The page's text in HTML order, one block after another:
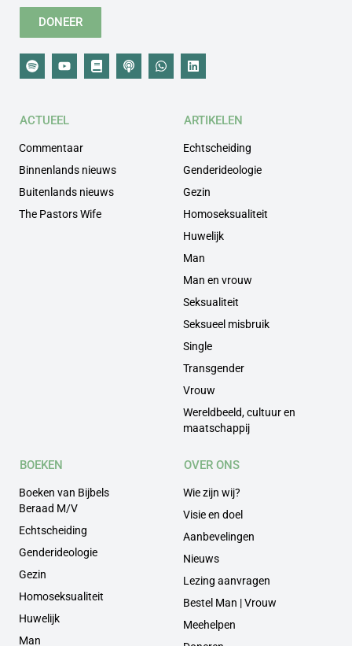
DONEER
ACTUEEL
Commentaar
Binnenlands nieuws
Buitenlands nieuws
The Pastors Wife
ARTIKELEN
Echtscheiding
Genderideologie
Gezin
Homoseksualiteit
Huwelijk
Man
Man en vrouw
Seksualiteit
Seksueel misbruik
Single
Transgender
Vrouw
Wereldbeeld, cultuur en
maatschappij
BOEKEN
Boeken van Bijbels
Beraad M/V
Echtscheiding
Genderideologie
Gezin
Homoseksualiteit
Huwelijk
Man
OVER ONS
Wie zijn wij?
Visie en doel
Aanbevelingen
Nieuws
Lezing aanvragen
Bestel Man | Vrouw
Meehelpen